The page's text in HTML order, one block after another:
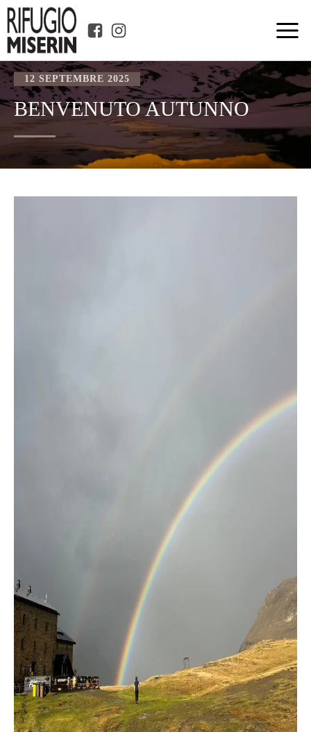
12 SEPTEMBRE 2025
BENVENUTO AUTUNNO